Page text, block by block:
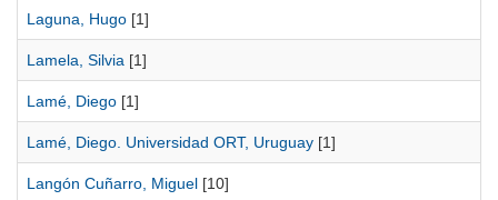
Laguna, Hugo [1]
Lamela, Silvia [1]
Lamé, Diego [1]
Lamé, Diego. Universidad ORT, Uruguay [1]
Langón Cuñarro, Miguel [10]